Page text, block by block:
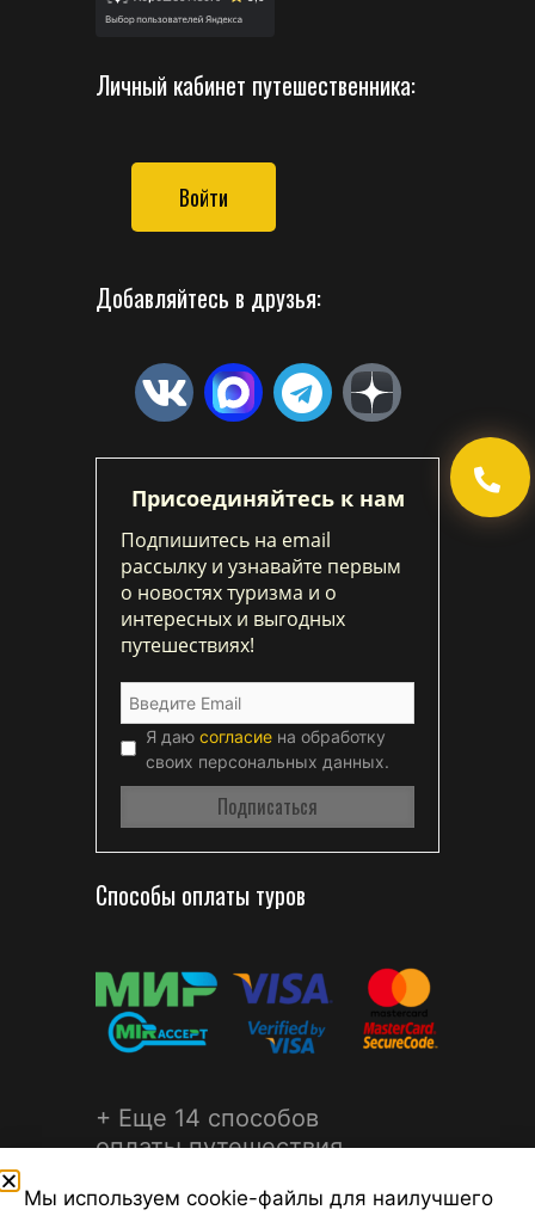
Личный кабинет путешественника:
Войти
Добавляйтесь в друзья:
Присоединяйтесь к нам
Подпишитесь на email
рассылку и узнавайте первым
о новостях туризма и о
интересных и выгодных
путешествиях!
Я даю согласие на обработку
своих персональных данных.
Способы оплаты туров
+ Еще 14 способов
оплаты путешествия
Мы используем cookie-файлы для наилучшего